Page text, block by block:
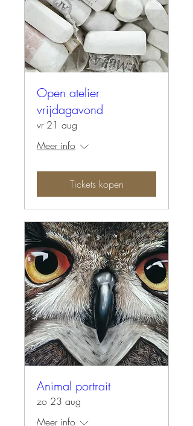
Open atelier
vrijdagavond
vr 21 aug
Meer info
Tickets kopen
Animal portrait
zo 23 aug
Meer info